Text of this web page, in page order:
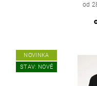
od
NOVINKA
STAV: NOVÉ